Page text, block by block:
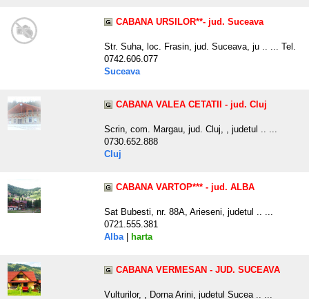
CABANA URSILOR**- jud. Suceava
Str. Suha, loc. Frasin, jud. Suceava, ju .. ... Tel.
0742.606.077
Suceava
CABANA VALEA CETATII - jud. Cluj
Scrin, com. Margau, jud. Cluj, , judetul .. ...
0730.652.888
Cluj
CABANA VARTOP*** - jud. ALBA
Sat Bubesti, nr. 88A, Arieseni, judetul .. ...
0721.555.381
Alba| harta
CABANA VERMESAN - JUD. SUCEAVA
Vulturilor, , Dorna Arini, judetul Sucea .. ...